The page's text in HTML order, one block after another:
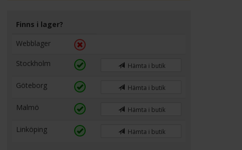
Finns i lager?
Webblager
Stockholm Hämta i butik
Göteborg Hämta i butik
Malmö Hämta i butik
Linköping Hämta i butik